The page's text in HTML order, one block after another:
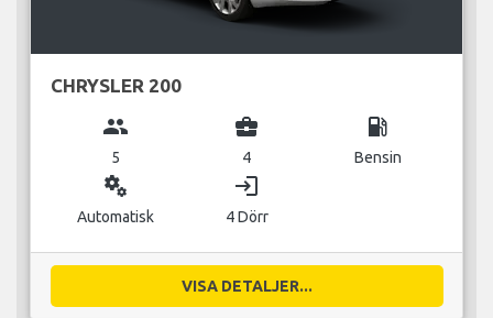
CHRYSLER 200
group
5
business_center
4
local_gas_station
Bensin
miscellaneous_services
Automatisk
login
4 Dörr
VISA DETALJER...